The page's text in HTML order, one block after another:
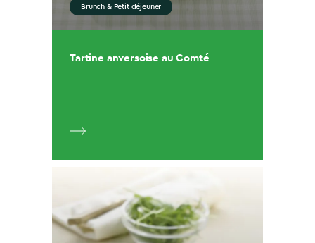
Brunch & Petit déjeuner
Tartine anversoise au Comté